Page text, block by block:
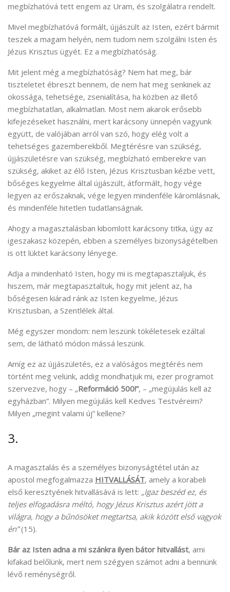
megbízhatóvá tett engem az Uram, és szolgálatra rendelt.
Mivel megbízhatóvá formált, újjászült az Isten, ezért bármit
teszek a magam helyén, nem tudom nem szolgálni Isten és
Jézus Krisztus ügyét. Ez a megbízhatóság.
Mit jelent még a megbízhatóság? Nem hat meg, bár
tiszteletet ébreszt bennem, de nem hat meg senkinek az
okossága, tehetsége, zsenialítása, ha közben az illető
megbízhatatlan, alkalmatlan. Most nem akarok erősebb
kifejezéseket használni, mert karácsony ünnepén vagyunk
együtt, de valójában arról van szó, hogy elég volt a
tehetséges gazemberekből. Megtérésre van szükség,
újjászületésre van szükség, megbízható emberekre van
szükség, akiket az élő Isten, Jézus Krisztusban kézbe vett,
bőséges kegyelme által újjászült, átformált, hogy vége
legyen az erőszaknak, vége legyen mindenféle káromlásnak,
és mindenféle hitetlen tudatlanságnak.
Ahogy a magasztalásban kibomlott karácsony titka, úgy az
igeszakasz közepén, ebben a személyes bizonyságételben
is ott lüktet karácsony lényege.
Adja a mindenható Isten, hogy mi is megtapasztaljuk, és
hiszem, már megtapasztaltuk, hogy mit jelent az, ha
bőségesen kiárad ránk az Isten kegyelme, Jézus
Krisztusban, a Szentlélek által.
Még egyszer mondom: nem leszünk tökéletesek ezáltal
sem, de látható módon mássá leszünk.
Amíg ez az újjászületés, ez a valóságos megtérés nem
történt meg velünk, addig mondhatjuk mi, ezer programot
szervezve, hogy – „Reformáció 500!”, – „megújulás kell az
egyházban”. Milyen megújulás kell Kedves Testvéreim?
Milyen „megint valami új” kellene?
3.
A magasztalás és a személyes bizonyságtétel után az
apostol megfogalmazza HITVALLÁSÁT, amely a korabeli
első keresztyének hitvallásává is lett: „Igaz beszéd ez, és
teljes elfogadásra méltó, hogy Jézus Krisztus azért jött a
világra, hogy a bűnösöket megtartsa, akik között első vagyok
én”(15).
Bár az Isten adna a mi szánkra ilyen bátor hitvallást, ami
kifakad belőlünk, mert nem szégyen számot adni a bennünk
lévő reménységről.